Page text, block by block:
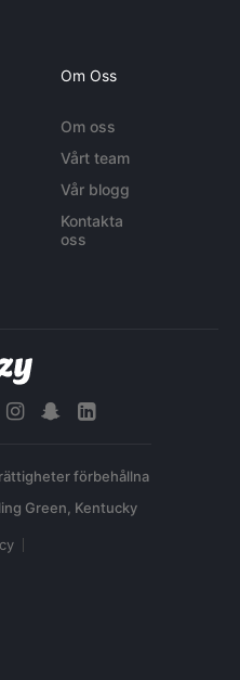
Om Oss
Om oss
Vårt team
Vår blogg
Kontakta
oss
förbehållna